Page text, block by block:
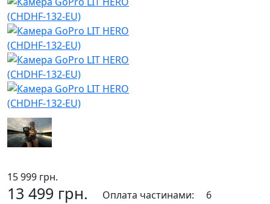
15 999 грн.
13 499 грн. Оплата частинами: 6